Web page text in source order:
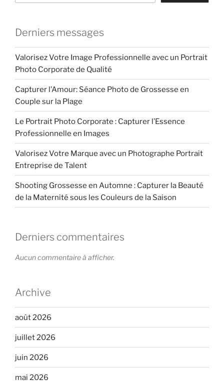
Derniers messages
Valorisez Votre Image Professionnelle avec un Portrait
Photo Corporate de Qualité
Capturer l’Amour: Séance Photo de Grossesse en
Couple sur la Plage
Le Portrait Photo Corporate : Capturer l’Essence
Professionnelle en Images
Valorisez Votre Marque avec un Photographe Portrait
Entreprise de Talent
Shooting Grossesse en Automne : Capturer la Beauté
de la Maternité sous les Couleurs de la Saison
Derniers commentaires
Aucun commentaire à afficher.
Archive
août 2026
juillet 2026
juin 2026
mai 2026